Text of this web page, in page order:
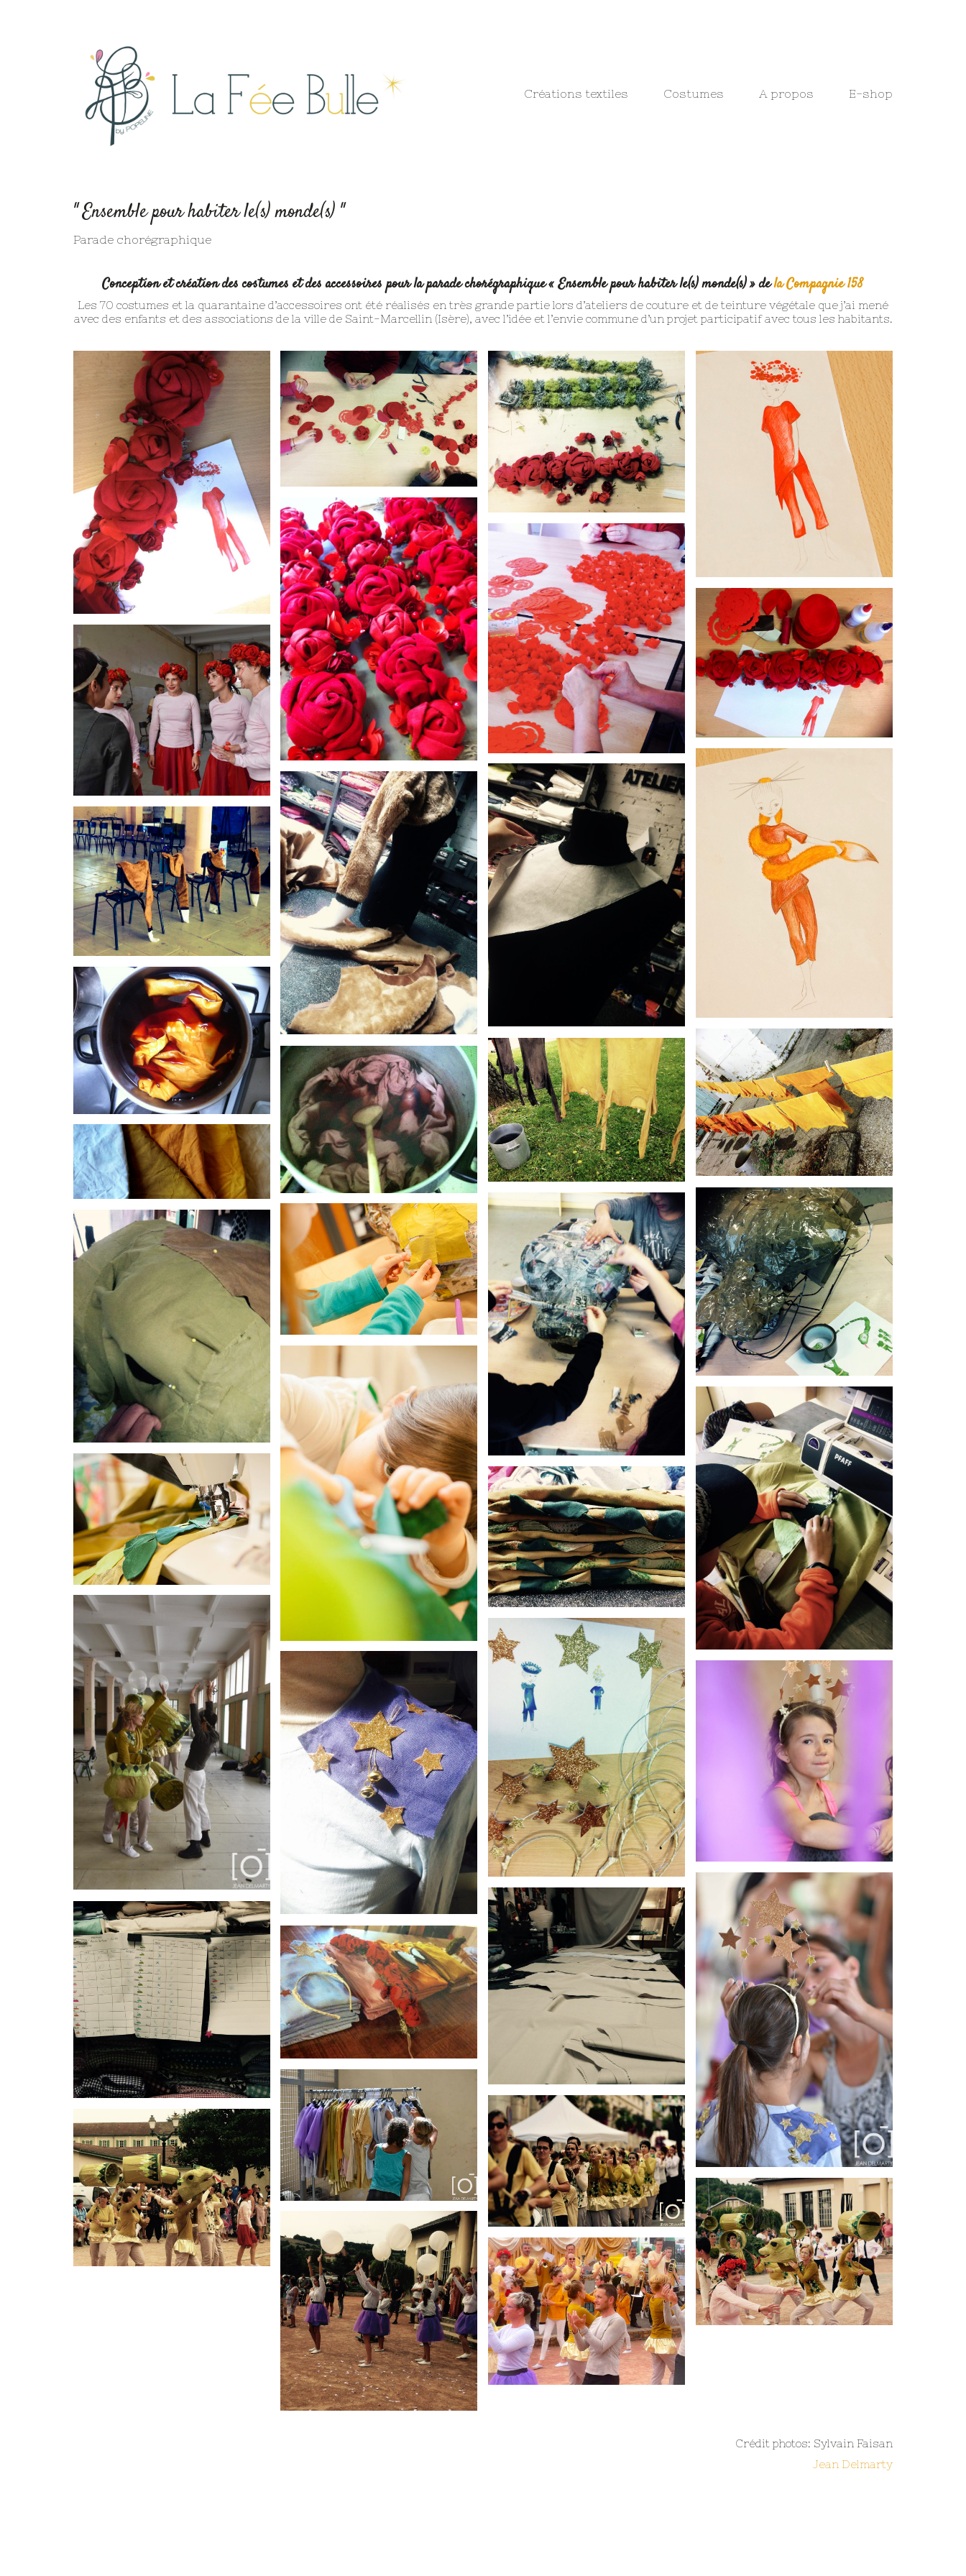
Créations textiles Costumes A propos E-shop
" Ensemble pour habiter le(s) monde(s) "
Parade chorégraphique
Conception et création des costumes et des accessoires pourla parade chorégraphique « Ensemble pour habiter le(s) monde(s) »dela Compagnie 158
Les 70 costumes et la quarantaine d’accessoires ont été réalisés en très grande partie lors d’ateliers de couture et de teinture végétale que j’ai mené
avec des enfants et des associations de la ville de Saint-Marcellin (Isère), avec l’idée et l’envie commune d’un projet participatif avec tous les habitants.
Crédit photos: Sylvain Faisan
Jean Delmarty